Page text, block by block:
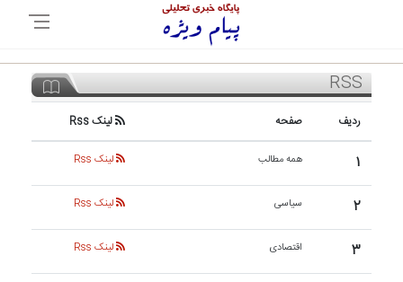
RSS
ردیف صفحه لینک Rss
۱ همه مطالب لینک Rss
۲ سیاسی لینک Rss
۳ اقتصادی لینک Rss